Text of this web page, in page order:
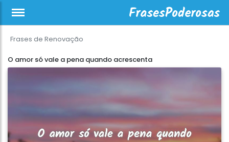
Frases de Renovação
O amor só vale a pena quando acrescenta